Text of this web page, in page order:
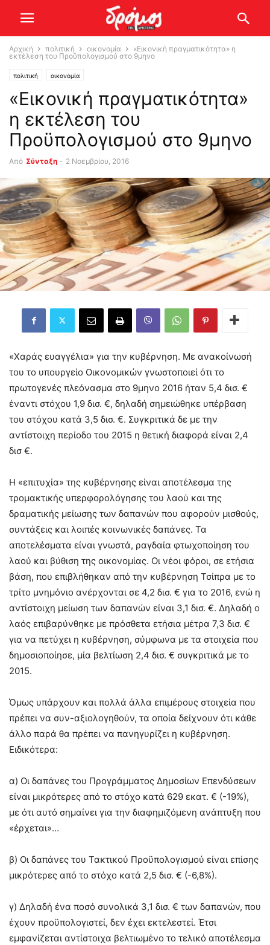
Αρχική πολιτική οικονομία
«Εικονική πραγματικότητα» η
εκτέλεση του Προϋπολογισμού στο 9μηνο
πολιτική οικονομία
«Εικονική πραγματικότητα»
η εκτέλεση του
Προϋπολογισμού στο 9μηνο
Από Σύνταξη - 2 Νοεμβρίου, 2016
«Χαράς ευαγγέλια» για την κυβέρνηση. Με ανακοίνωσή
του το υπουργείο Οικονομικών γνωστοποιεί ότι το
πρωτογενές πλεόνασμα στο 9μηνο 2016 ήταν 5,4 δισ. €
έναντι στόχου 1,9 δισ. €, δηλαδή σημειώθηκε υπέρβαση
του στόχου κατά 3,5 δισ. €. Συγκριτικά δε με την
αντίστοιχη περίοδο του 2015 η θετική διαφορά είναι 2,4
δισ €.
Η «επιτυχία» της κυβέρνησης είναι αποτέλεσμα της
τρομακτικής υπερφορολόγησης του λαού και της
δραματικής μείωσης των δαπανών που αφορούν μισθούς,
συντάξεις και λοιπές κοινωνικές δαπάνες. Τα
αποτελέσματα είναι γνωστά, ραγδαία φτωχοποίηση του
λαού και βύθιση της οικονομίας. Οι νέοι φόροι, σε ετήσια
βάση, που επιβλήθηκαν από την κυβέρνηση Τσίπρα με το
τρίτο μνημόνιο ανέρχονται σε 4,2 δισ. € για το 2016, ενώ η
αντίστοιχη μείωση των δαπανών είναι 3,1 δισ. €. Δηλαδή ο
λαός επιβαρύνθηκε με πρόσθετα ετήσια μέτρα 7,3 δισ. €
για να πετύχει η κυβέρνηση, σύμφωνα με τα στοιχεία που
δημοσιοποίησε, μία βελτίωση 2,4 δισ. € συγκριτικά με το
2015.
Όμως υπάρχουν και πολλά άλλα επιμέρους στοιχεία που
πρέπει να συν-αξιολογηθούν, τα οποία δείχνουν ότι κάθε
άλλο παρά θα πρέπει να πανηγυρίζει η κυβέρνηση.
Ειδικότερα:
α) Οι δαπάνες του Προγράμματος Δημοσίων Επενδύσεων
είναι μικρότερες από το στόχο κατά 629 εκατ. € (-19%),
με ότι αυτό σημαίνει για την διαφημιζόμενη ανάπτυξη που
«έρχεται»…
β) Οι δαπάνες του Τακτικού Προϋπολογισμού είναι επίσης
μικρότερες από το στόχο κατά 2,5 δισ. € (-6,8%).
γ) Δηλαδή ένα ποσό συνολικά 3,1 δισ. € των δαπανών, που
έχουν προϋπολογιστεί, δεν έχει εκτελεστεί. Έτσι
εμφανίζεται αντίστοιχα βελτιωμένο το τελικό αποτέλεσμα